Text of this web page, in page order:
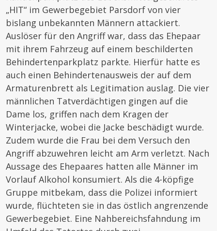
„HIT“ im Gewerbegebiet Parsdorf von vier
bislang unbekannten Männern attackiert.
Auslöser für den Angriff war, dass das Ehepaar
mit ihrem Fahrzeug auf einem beschilderten
Behindertenparkplatz parkte. Hierfür hatte es
auch einen Behindertenausweis der auf dem
Armaturenbrett als Legitimation auslag. Die vier
männlichen Tatverdächtigen gingen auf die
Dame los, griffen nach dem Kragen der
Winterjacke, wobei die Jacke beschädigt wurde.
Zudem wurde die Frau bei dem Versuch den
Angriff abzuwehren leicht am Arm verletzt. Nach
Aussage des Ehepaares hatten alle Männer im
Vorlauf Alkohol konsumiert. Als die 4-köpfige
Gruppe mitbekam, dass die Polizei informiert
wurde, flüchteten sie in das östlich angrenzende
Gewerbegebiet. Eine Nahbereichsfahndung im